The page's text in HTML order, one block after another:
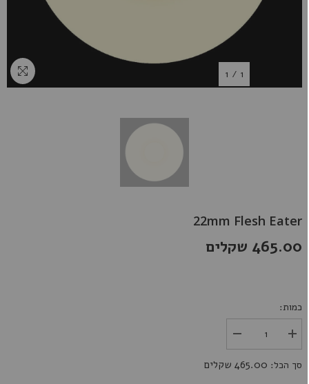
1
/
1
22mm Flesh Eater
465.00 שקלים
כמות:
את
הכמות
עבור
הגדל
את
עבור
סך הכל: 465.00 שקלים